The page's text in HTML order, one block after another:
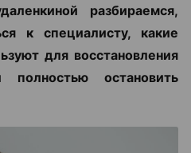
разбираемся,
к специалисту, какие
для восстановления
остановить